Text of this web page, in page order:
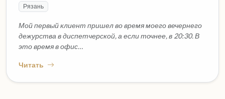
Рязань
Мой первый клиент пришел во время моего вечернего
дежурства в диспетчерской, а если точнее, в 20:30. В
это время в офис…
Читать